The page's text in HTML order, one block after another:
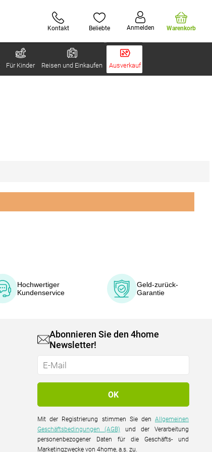
Kontakt Beliebte Anmelden Warenkorb
Für Kinder Reisen und Einkaufen Ausverkauf
Hochwertiger
Kundenservice
Geld-zurück-
Garantie
Abonnieren Sie den 4home
Newsletter!
Mit der Registrierung stimmen Sie denAllgemeinen
Geschäftsbedingungen (AGB) und der Verarbeitung
personenbezogener Daten für die Geschäfts- und
Marketingzwecke von 4home, a.s. zu.